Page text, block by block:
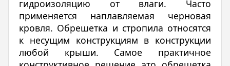
гидроизоляцию от влаги. Часто
применяется наплавляемая черновая
кровля. Обрешетка и стропила относятся
к несущим конструкциям в конструкции
любой крыши. Самое практичное